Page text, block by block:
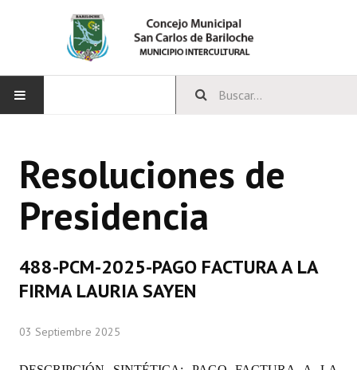
CONCEJO
Bloques Políticos
Comisiones Permanentes
Concejales Mandato Cumplido
Resoluciones de
Presidencia
488-PCM-2025-PAGO FACTURA A LA
FIRMA LAURIA SAYEN
03 Septiembre 2025